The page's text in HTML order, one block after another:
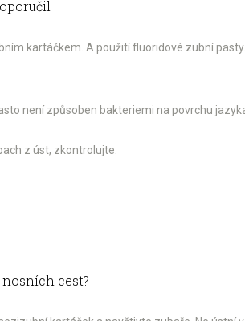
kartáčkem. A použití fluoridové zubní
není způsoben bakteriemi na povrchu
z úst, zkontrolujte:
cest?